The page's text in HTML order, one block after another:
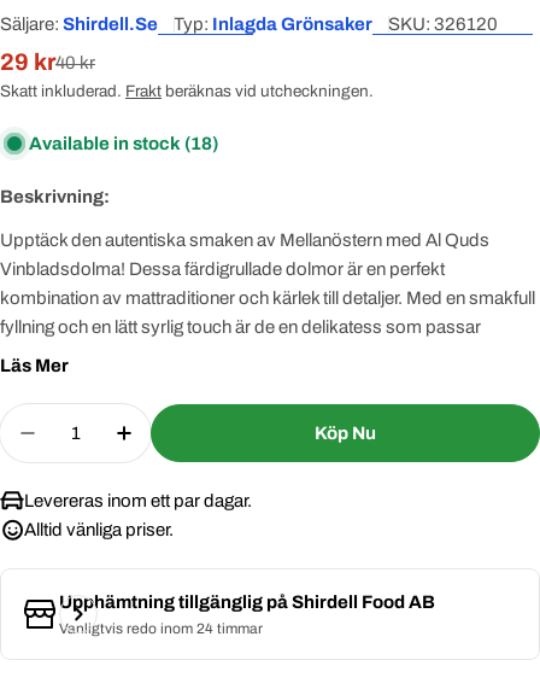
Säljare: Shirdell.se Typ: Inlagda Grönsaker SKU: 326120
Rabatterat
pris
29 kr
Normal
pris
40 kr
Skatt inkluderad. Frakt beräknas vid utcheckningen.
Available in stock (18)
Beskrivning:
Upptäck den autentiska smaken av Mellanöstern med Al Quds
Vinbladsdolma! Dessa färdigrullade dolmor är en perfekt
kombination av mattraditioner och kärlek till detaljer. Med en smakfull
fyllning och en lätt syrlig touch är de en delikatess som passar
utmärkt som förrätt, tillbehör eller en lätt måltid. Tillverkad med
balansen mellan enkelhet och smakrikedom!
Läs Mer
Quantity
Decrease Quantity For Al Quds Vinbladsdolma
Increase Quantity For Al Quds
Köp Nu
Levereras inom ett par dagar.
Alltid vänliga priser.
Upphämtning tillgänglig påShirdell Food AB
Vanligtvis redo inom 24 timmar